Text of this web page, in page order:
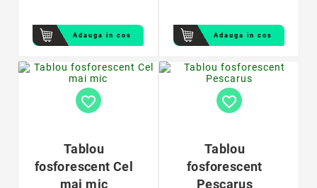
Adauga in cos Adauga in cos
favorite_border
Tablou
fosforescent Cel
mai mic
favorite_border
Tablou
fosforescent
Pescarus